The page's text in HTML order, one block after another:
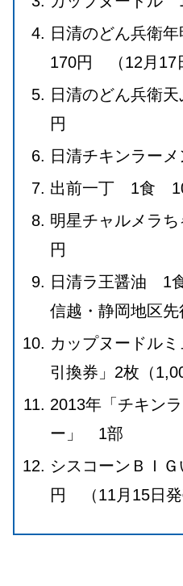
日清のどん兵衛
170円 （12月17
日清のどん兵衛
円
日清チキンラー
出前一丁 1食
明星チャルメラ
円
日清ラ王醤油 1
信越・静岡地区先
カップヌードル
引換券」2枚（
2013年「チキン
ー」 1部
シスコーンＢＩ
円 （11月15日発